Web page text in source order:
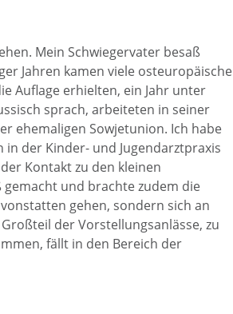
Mein Schwiegervater besaß
Jahren kamen viele osteuropäische
Auflage erhielten, ein Jahr unter
sprach, arbeiteten in seiner
ehemaligen Sowjetunion. Ich habe
der Kinder- und Jugendarztpraxis
Kontakt zu den kleinen
und brachte zudem die
gehen, sondern sich an
der Vorstellungsanlässe, zu
fällt in den Bereich der